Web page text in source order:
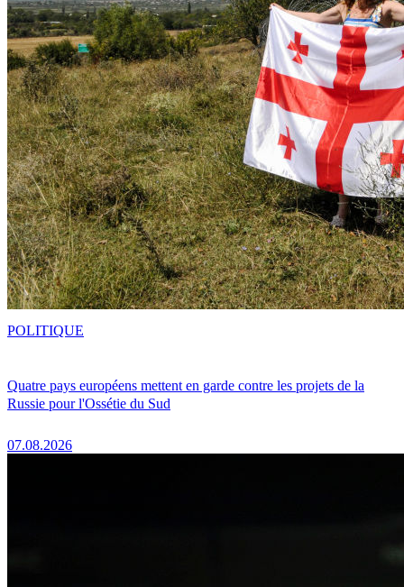
Quatre pays européens mettent en garde contre les projets de la
Russie pour l'Ossétie du Sud
07.08.2026
POLITIQUE